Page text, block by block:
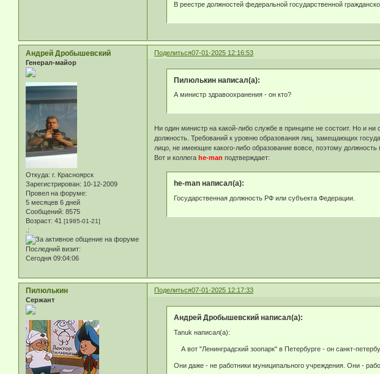
В реестре должностей федеральной государственной
Поделиться07-01-2025 12:16:53
Андрей Дробышевский
Генерал-майор
Откуда: г. Красноярск
Зарегистрирован: 10-12-2009
Провел на форуме:
5 месяцев 6 дней
Сообщений: 8575
Возраст: 41 [1985-01-21]
.:
Последний визит:
Сегодня 09:04:06
Пилюлькин написал(а):
А министр здравоохранения - он кто?
Ни один министр на какой-либо службе в принципе не состоит. Но и
должность. Требований к уровню образования лиц, замещающих
лицо, не имеющее какого-либо образование вовсе, поэтому
Вот и коллегаhe-man подтверждает:
he-man написал(а):
Государственная должность РФ или субъекта Федерации.
Поделиться07-01-2025 12:17:33
Пилюлькин
Сержант
Андрей Дробышевский написал(а):
Tanuk написал(а):
А вот "Ленинградский зоопарк" в Петербурге - он санкт-
Они даже - не работники муниципального учреждения. Они -